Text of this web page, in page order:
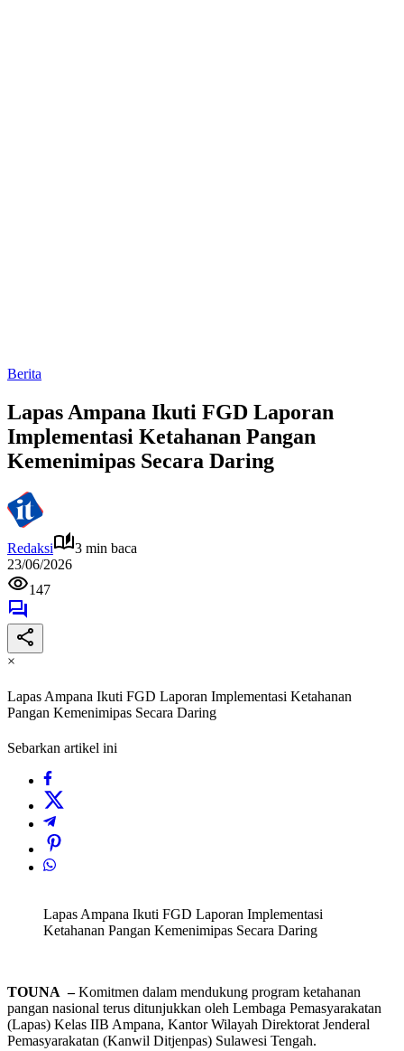
Berita
Lapas Ampana Ikuti FGD Laporan
Implementasi Ketahanan Pangan
Kemenimipas Secara Daring
Redaksi
3 min baca
23/06/2026
147
×
Lapas Ampana Ikuti FGD Laporan Implementasi Ketahanan
Pangan Kemenimipas Secara Daring
Sebarkan artikel ini
Lapas Ampana Ikuti FGD Laporan Implementasi
Ketahanan Pangan Kemenimipas Secara Daring
TOUNA –Komitmen dalam mendukung program ketahanan
pangan nasional terus ditunjukkan oleh Lembaga Pemasyarakatan
(Lapas) Kelas IIB Ampana, Kantor Wilayah Direktorat Jenderal
Pemasyarakatan (Kanwil Ditjenpas) Sulawesi Tengah.